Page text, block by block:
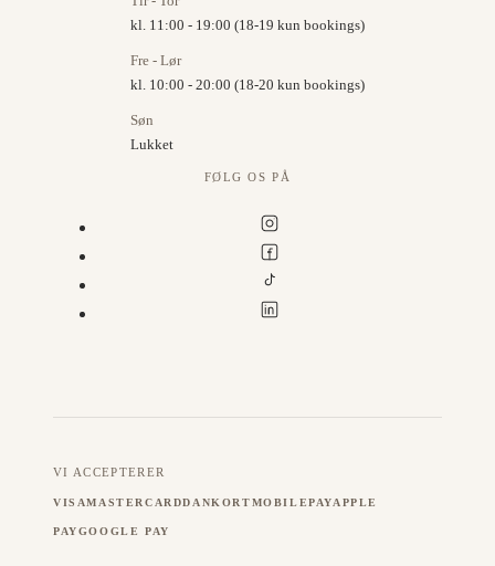
kl. 11:00 - 19:00 (18-19 kun bookings)
Fre - Lør
kl. 10:00 - 20:00 (18-20 kun bookings)
Søn
Lukket
FØLG OS PÅ
VI ACCEPTERER
VISAMASTERCARDDANKORTMOBILEPAYAPPLE
PAYGOOGLE PAY